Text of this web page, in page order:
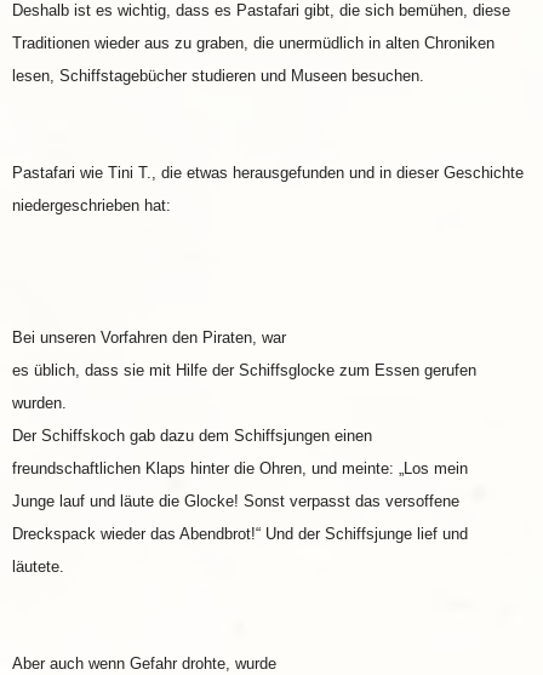
Deshalb ist es wichtig, dass es Pastafari gibt, die sich bemühen, diese
Traditionen wieder aus zu graben, die unermüdlich in alten Chroniken
lesen, Schiffstagebücher studieren und Museen besuchen.
Pastafari wie Tini T., die etwas herausgefunden und in dieser Geschichte
niedergeschrieben hat:
Bei unseren Vorfahren den Piraten, war
es üblich, dass sie mit Hilfe der Schiffsglocke zum Essen gerufen
wurden.
Der Schiffskoch gab dazu dem Schiffsjungen einen
freundschaftlichen Klaps hinter die Ohren, und meinte: „Los mein
Junge lauf und läute die Glocke! Sonst verpasst das versoffene
Dreckspack wieder das Abendbrot!“ Und der Schiffsjunge lief und
läutete.
Aber auch wenn Gefahr drohte, wurde